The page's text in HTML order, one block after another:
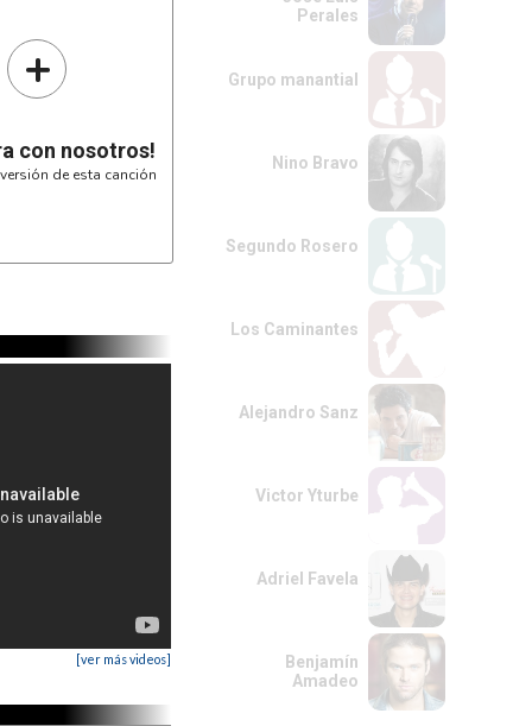
+
con nosotros!
de esta canción
[ver más videos]
Perales
Grupo manantial
Nino Bravo
Segundo Rosero
Los Caminantes
Alejandro Sanz
Victor Yturbe
Adriel Favela
Benjamín
Amadeo